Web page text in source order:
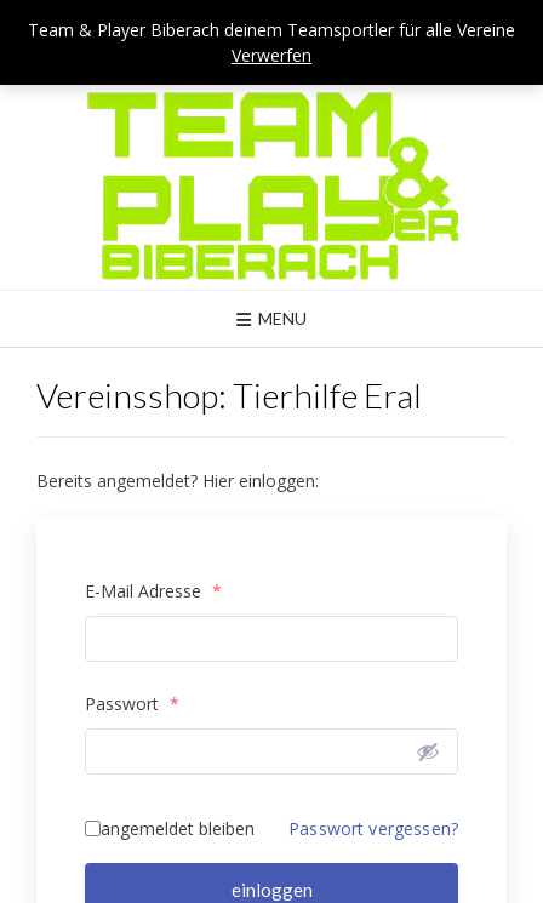
Team & Player Biberach deinem Teamsportler für alle Vereine
Verwerfen
Team & Player Biberach - Viehmarktstraße 4 - 88400 Biberach
Mail: kontakt@teamandplayer.de
MENU
Vereinsshop: Tierhilfe Eral
Bereits angemeldet? Hier einloggen:
E-Mail Adresse *
Passwort *
angemeldet bleiben Passwort vergessen?
einloggen